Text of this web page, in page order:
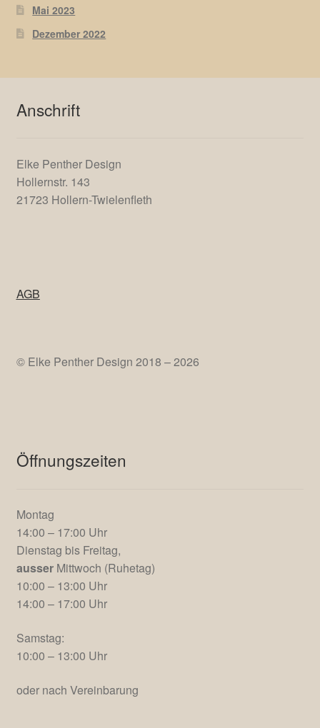
Mai 2023
Dezember 2022
Anschrift
Elke Penther Design
Hollernstr. 143
21723 Hollern-Twielenfleth
AGB
© Elke Penther Design 2018 – 2026
Öffnungszeiten
Montag
14:00 – 17:00 Uhr
Dienstag bis Freitag,
ausserMittwoch (Ruhetag)
10:00 – 13:00 Uhr
14:00 – 17:00 Uhr
Samstag:
10:00 – 13:00 Uhr
oder nach Vereinbarung